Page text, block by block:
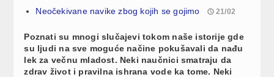
Neočekivane navike zbog kojih se gojimo 21/02
Poznati su mnogi slučajevi tokom naše istorije gde
su ljudi na sve moguće načine pokušavali da nađu
lek za večnu mladost. Neki naučnici smatraju da
zdrav život i pravilna ishrana vode ka tome. Neki